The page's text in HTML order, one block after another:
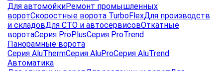
Для автомойкиРемонт промышленных
воротСкоростные ворота TurboFlexДля производств
и складовДля СТО и автосервисовОткатные
воротаСерия ProPlusСерия ProTrend
Панорамные ворота
Серия AluThermСерия AluProСерия AluTrend
Автоматика